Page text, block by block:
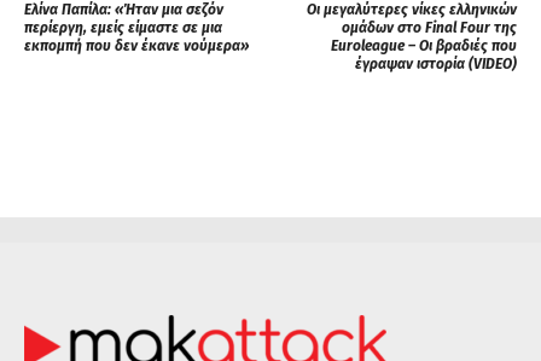
Ελίνα Παπίλα: «Ήταν μια σεζόν
περίεργη, εμείς είμαστε σε μια
εκπομπή που δεν έκανε νούμερα»
Οι μεγαλύτερες νίκες ελληνικών
ομάδων στο Final Four της
Euroleague – Οι βραδιές που
έγραψαν ιστορία (VIDEO)